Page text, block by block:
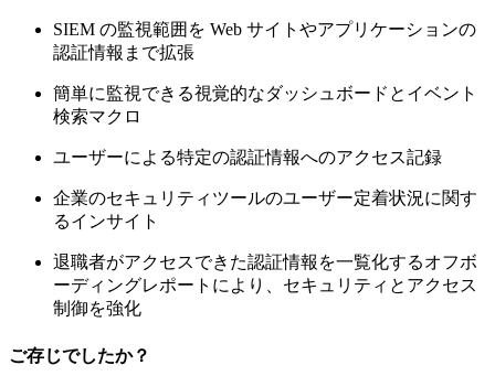
SIEM の監視範囲を Web サイトやアプリケーションの
認証情報まで拡張
簡単に監視できる視覚的なダッシュボードとイベント
検索マクロ
ユーザーによる特定の認証情報へのアクセス記録
企業のセキュリティツールのユーザー定着状況に関す
るインサイト
退職者がアクセスできた認証情報を一覧化するオフボ
ーディングレポートにより、セキュリティとアクセス
制御を強化
ご存じでしたか？